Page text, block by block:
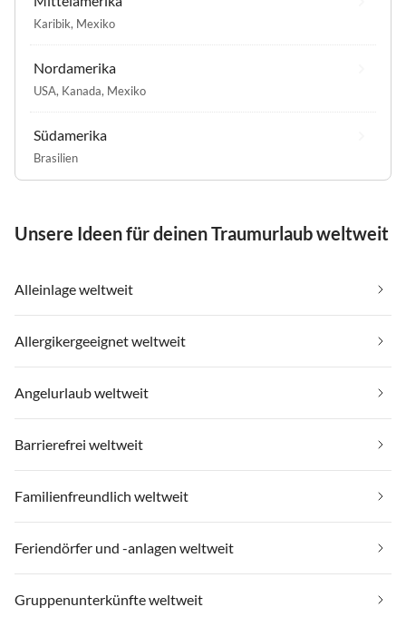
Karibik, Mexiko
Nordamerika
USA, Kanada, Mexiko
Südamerika
Brasilien
Unsere Ideen für deinen Traumurlaub weltweit
Alleinlage weltweit
Allergikergeeignet weltweit
Angelurlaub weltweit
Barrierefrei weltweit
Familienfreundlich weltweit
Feriendörfer und -anlagen weltweit
Gruppenunterkünfte weltweit